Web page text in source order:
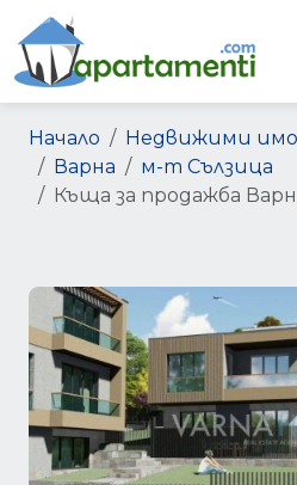
Начало
Недвижими
Варна
м-т Сълзица
Къща за продажба